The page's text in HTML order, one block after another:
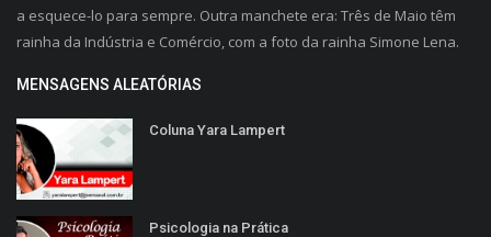
a esquece-lo para sempre. Outra manchete era: Três de Maio têm
rainha da Indústria e Comércio, com a foto da rainha Simone Lena.
MENSAGENS ALEATÓRIAS
Coluna Yara Lampert
Psicologia na Prática